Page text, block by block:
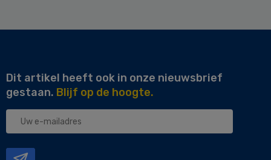
Dit artikel heeft ook in onze nieuwsbrief
gestaan. Blijf op de hoogte.
Uw